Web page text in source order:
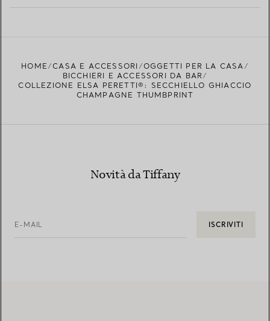
HOME CASA E ACCESSORI
OGGETTI PER LA CASA
BICCHIERI E ACCESSORI DA BAR
COLLEZIONE ELSA PERETTI®: SECCHIELLO GHIACCIO
CHAMPAGNE THUMBPRINT
Novità da Tiffany
E-MAIL ISCRIVITI